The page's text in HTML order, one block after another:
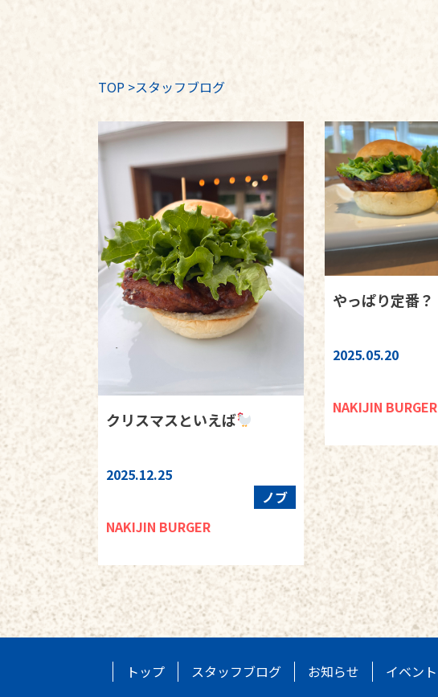
TOP >スタッフブログ
クリスマスといえば
2025.12.25
ノブ
NAKIJIN BURGER
やっぱり定番？
2025.05.20
NAKIJIN BURGER
トップ スタッフブログ お知らせ イベント